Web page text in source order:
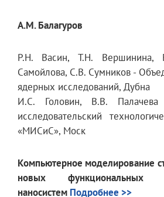
А.М. Балагуров
Р.Н. Васин, T.Н. Вершинина,
Самойлова, С.В. Сумников -
ядерных исследований, Дубна
И.С. Головин, В.В.
исследовательский
«МИСиС», Моск
Компьютерное моделирование
новых функциональных
наносистем Подробнее >>